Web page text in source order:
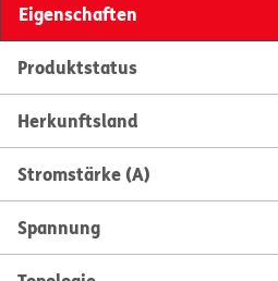
Eigenschaften
Produktstatus
Herkunftsland
Stromstärke (A)
Spannung